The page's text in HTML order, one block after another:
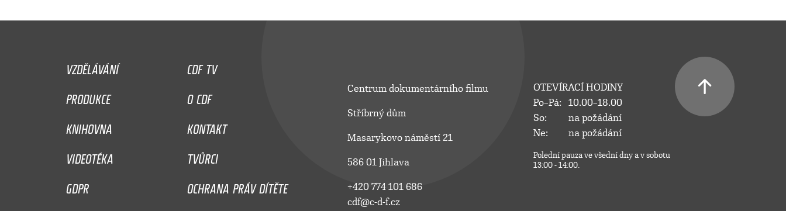
VZDĚLÁVÁNÍ
CDF TV
PRODUKCE
O CDF
KNIHOVNA
KONTAKT
VIDEOTÉKA
TVŮRCI
GDPR
OCHRANA PRÁV DÍTĚTE
Centrum dokumentárního filmu
Stříbrný dům
Masarykovo náměstí 21
586 01 Jihlava
+420 774 101 686
cdf@c-d-f.cz
OTEVÍRACÍ HODINY
Po–Pá:
10.00–18.00
So:
na požádání
Ne:
na požádání
Polední pauza ve všední dny a v sobotu
13:00 - 14:00.